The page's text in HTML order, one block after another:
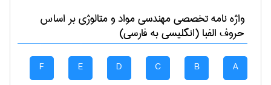
واژه نامه تخصصیمهندسی مواد و متالوژیبر اساس
حروف الفبا (انگلیسی به فارسی)
A
B
C
D
E
F